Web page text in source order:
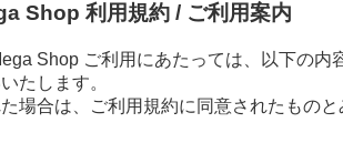
Shop 利用規約 / ご利用案内
Shop ご利用にあたっては、以下の
たします。
場合は、ご利用規約に同意されたもの